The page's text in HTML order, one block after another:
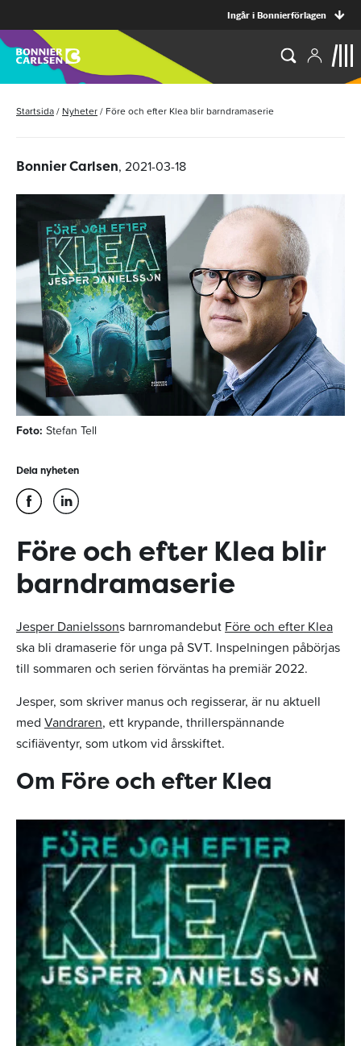
Ingår i Bonnierförlagen
Startsida/ Nyheter/ Före och efter Klea blir barndramaserie
Bonnier Carlsen, 2021-03-18
Foto: Stefan Tell
Dela nyheten
Före och efter Klea blir
barndramaserie
Jesper Danielssons barnromandebut Före och efter Klea
ska bli dramaserie för unga på SVT. Inspelningen påbörjas
till sommaren och serien förväntas ha premiär 2022.
Jesper, som skriver manus och regisserar, är nu aktuell
med Vandraren, ett krypande, thrillerspännande
scifiäventyr, som utkom vid årsskiftet.
Om Före och efter Klea